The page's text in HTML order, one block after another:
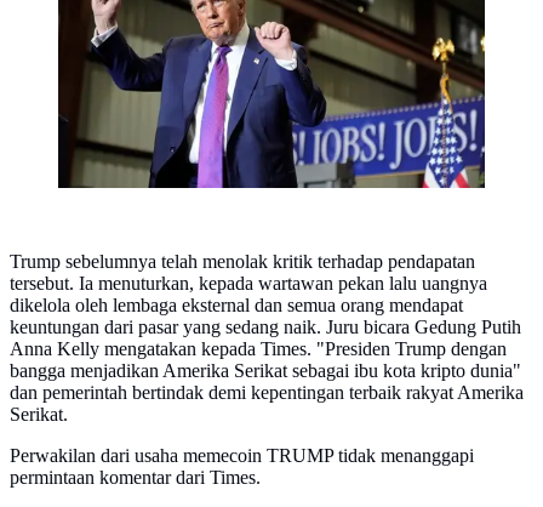
Trump sebelumnya telah menolak kritik terhadap pendapatan
tersebut. Ia menuturkan, kepada wartawan pekan lalu uangnya
dikelola oleh lembaga eksternal dan semua orang mendapat
keuntungan dari pasar yang sedang naik. Juru bicara Gedung Putih
Anna Kelly mengatakan kepada Times. "Presiden Trump dengan
bangga menjadikan Amerika Serikat sebagai ibu kota kripto dunia"
dan pemerintah bertindak demi kepentingan terbaik rakyat Amerika
Serikat.
Perwakilan dari usaha memecoin TRUMP tidak menanggapi
permintaan komentar dari Times.